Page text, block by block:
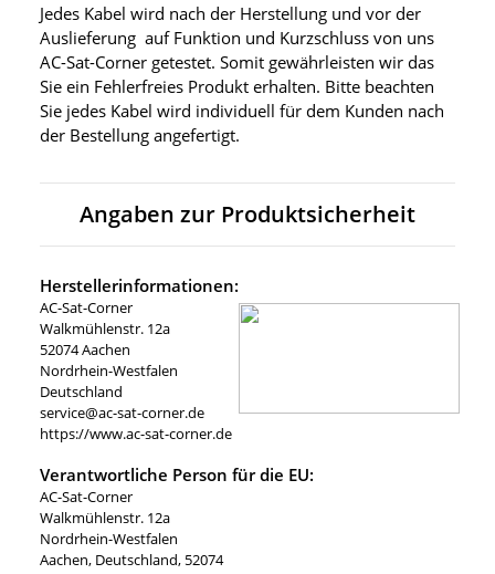
Jedes Kabel wird nach der Herstellung und vor der
Auslieferung auf Funktion und Kurzschluss von uns
AC-Sat-Corner getestet. Somit gewährleisten wir das
Sie ein Fehlerfreies Produkt erhalten. Bitte beachten
Sie jedes Kabel wird individuell für dem Kunden nach
der Bestellung angefertigt.
Angaben zur Produktsicherheit
Herstellerinformationen:
AC-Sat-Corner
Walkmühlenstr. 12a
52074 Aachen
Nordrhein-Westfalen
Deutschland
service@ac-sat-corner.de
https://www.ac-sat-corner.de
Verantwortliche Person für die EU:
AC-Sat-Corner
Walkmühlenstr. 12a
Nordrhein-Westfalen
Aachen, Deutschland, 52074